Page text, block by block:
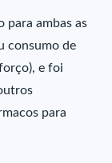
para ambas as
consumo de
e foi
para